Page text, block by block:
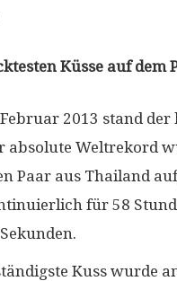
Küsse auf dem
2013 stand der
absolute Weltrekord
Paar aus Thailand
für 58
Kuss wurde